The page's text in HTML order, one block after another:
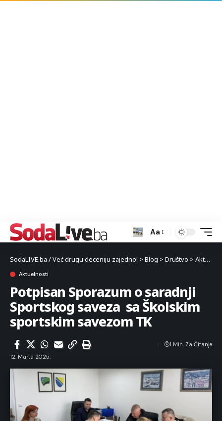
Aa
SodaLIVE.ba / Već drugu deceniju zajedno! > Blog > Društvo > Aktuelnosti
Aktuelnosti
Potpisan Sporazum o saradnji
Sportskog saveza sa Školskim
sportskim savezom TK
12. Marta 2025.
1 Min. Za Čitanje